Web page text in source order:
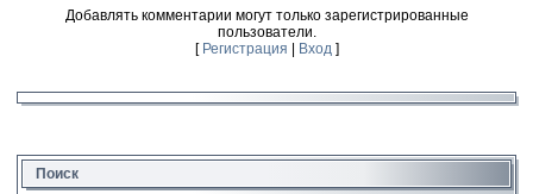
Добавлять комментарии могут только зарегистрированные
пользователи.
[ Регистрация Вход]
Поиск